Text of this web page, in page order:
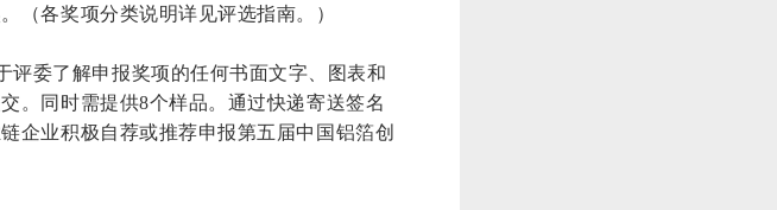
（各奖项分类说明详见评选指南。）
评委了解申报奖项的任何书面文字、图表和
。同时需提供8个样品。通过快递寄送签名
企业积极自荐或推荐申报第五届中国铝箔创